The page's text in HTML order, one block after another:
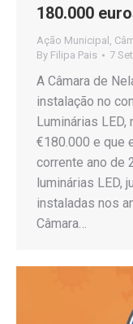
180.000
Ação Municipal ,
By Filipa Pais 7
A Câmara de
instalação no
Luminárias
€180.000 e que
corrente ano de
luminárias LED,
instaladas nos
Câmara…